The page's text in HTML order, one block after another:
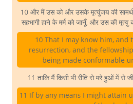
10 और मैं उस को और उसके मृत्युंजय की
सहभागी हाने के मर्म को जानूँ, और उस की मृत्यु
10 That I may know him, and
resurrection, and the
being made conformable
11 ताकि मैं किसी भी रीति से मरे हुओं में से
11 If by any means I might attain